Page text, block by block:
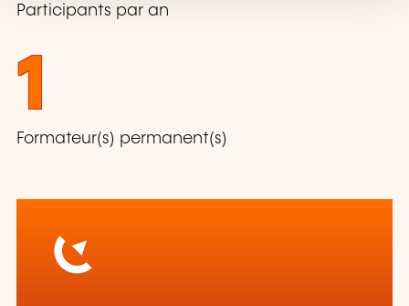
Participants par an
1
Formateur(s) permanent(s)